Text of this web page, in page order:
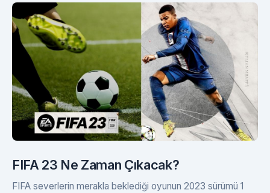
FIFA 23 Ne Zaman Çıkacak?
FIFA severlerin merakla beklediği oyunun 2023 sürümü 1